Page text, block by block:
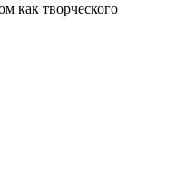
как творческого